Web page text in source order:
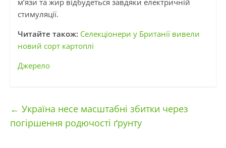
м’язи та жир відбудеться завдяки електричній
стимуляції.
Читайте також: Селекціонери у Британії вивели
новий сорт картоплі
Джерело
← Україна несе масштабні збитки через
погіршення родючості ґрунту